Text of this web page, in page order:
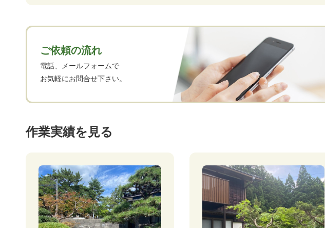
ご依頼の流れ
電話、メールフォームで
お気軽にお問合せ下さい。
作業実績を見る